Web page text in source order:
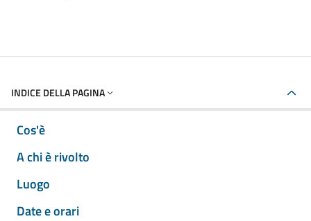
INDICE DELLA PAGINA
Cos'è
A chi è rivolto
Luogo
Date e orari